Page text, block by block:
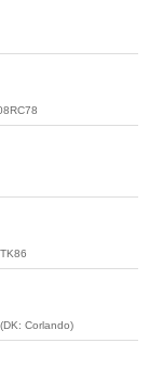
Corlando)